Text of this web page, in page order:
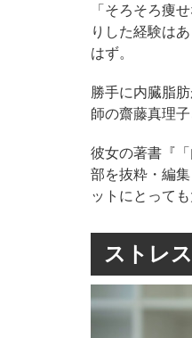
「そろそろ痩
りした経験は
はず。
勝手に内臓脂
師の齋藤真理
彼女の著書『
部を抜粋・編
ットにとって
ストレ